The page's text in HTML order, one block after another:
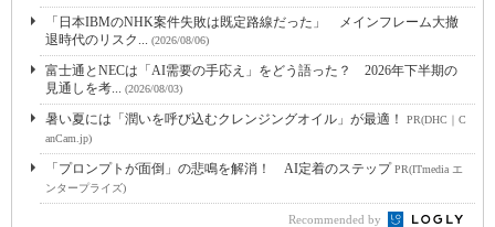
「日本IBMのNHK案件失敗は既定路線だった」 メインフレーム大撤
退時代のリスク... (2026/08/06)
富士通とNECは「AI需要の手応え」をどう語った？ 2026年下半期の
見通しを考... (2026/08/03)
暑い夏には「潤いを呼び込むクレンジングオイル」が最適！
PR(DHC｜C
anCam.jp)
「プロンプトが面倒」の悲鳴を解消！ AI定着のステップPR(ITmedia エ
ンタープライズ)
Recommended by